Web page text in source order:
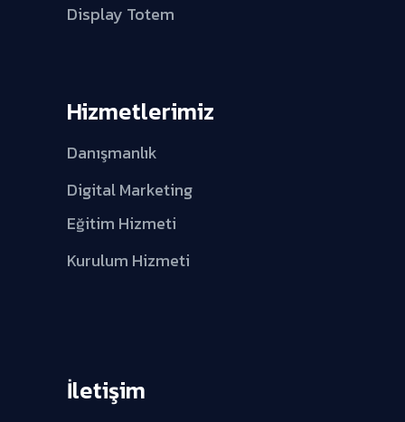
Display Totem
Hizmetlerimiz
Danışmanlık
Digital Marketing
Eğitim Hizmeti
Kurulum Hizmeti
İletişim